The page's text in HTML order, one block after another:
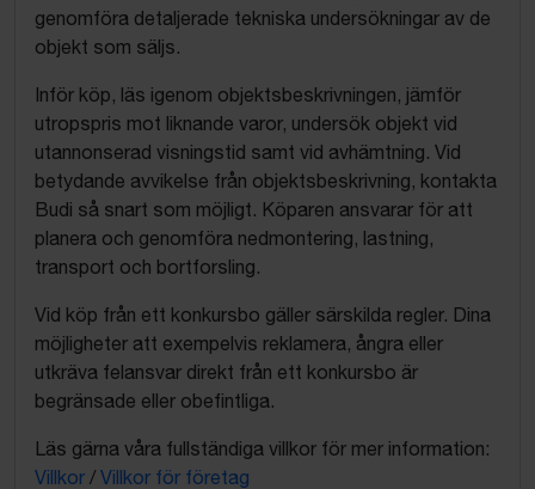
genomföra detaljerade tekniska undersökningar av de
objekt som säljs.
Inför köp, läs igenom objektsbeskrivningen, jämför
utropspris mot liknande varor, undersök objekt vid
utannonserad visningstid samt vid avhämtning. Vid
betydande avvikelse från objektsbeskrivning, kontakta
Budi så snart som möjligt. Köparen ansvarar för att
planera och genomföra nedmontering, lastning,
transport och bortforsling.
Vid köp från ett konkursbo gäller särskilda regler. Dina
möjligheter att exempelvis reklamera, ångra eller
utkräva felansvar direkt från ett konkursbo är
begränsade eller obefintliga.
Läs gärna våra fullständiga villkor för mer information:
Villkor / Villkor för företag